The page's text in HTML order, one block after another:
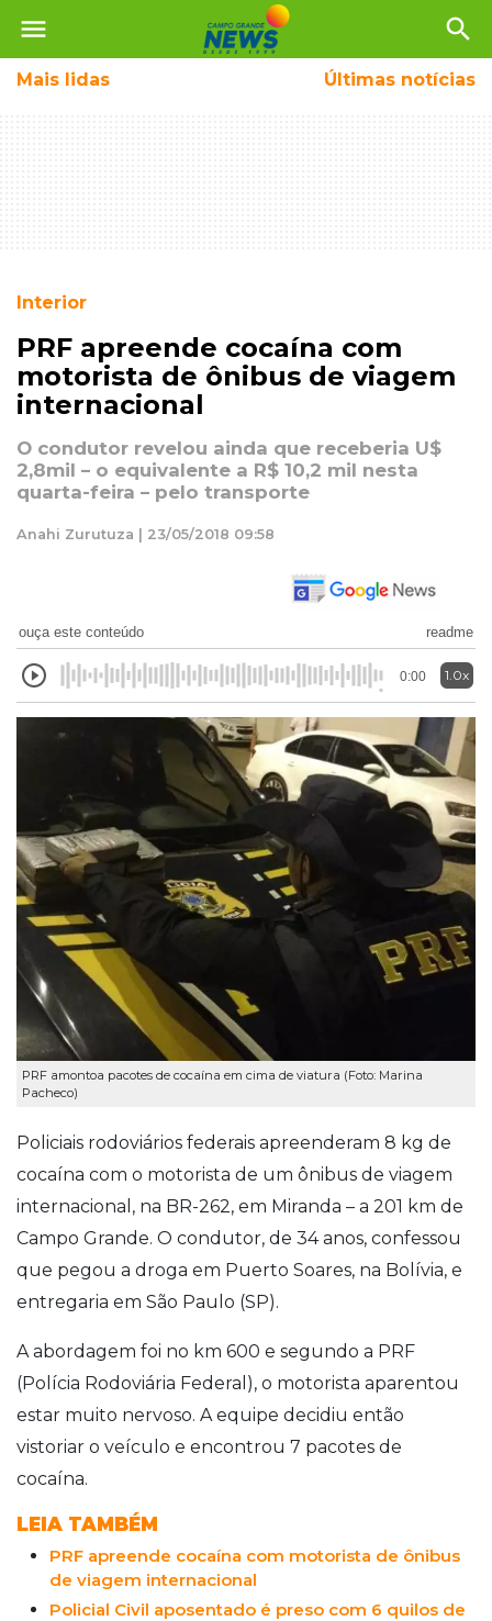
menu search
Mais lidas Últimas notícias
Interior
PRF apreende cocaína com
motorista de ônibus de viagem
internacional
O condutor revelou ainda que receberia U$
2,8mil – o equivalente a R$ 10,2 mil nesta
quarta-feira – pelo transporte
Anahi Zurutuza | 23/05/2018 09:58
ouça este conteúdo readme
0:00 1.0x
PRF amontoa pacotes de cocaína em cima de viatura (Foto: Marina
Pacheco)
Policiais rodoviários federais apreenderam 8 kg de
cocaína com o motorista de um ônibus de viagem
internacional, na BR-262, em Miranda – a 201 km de
Campo Grande. O condutor, de 34 anos, confessou
que pegou a droga em Puerto Soares, na Bolívia, e
entregaria em São Paulo (SP).
A abordagem foi no km 600 e segundo a PRF
(Polícia Rodoviária Federal), o motorista aparentou
estar muito nervoso. A equipe decidiu então
vistoriar o veículo e encontrou 7 pacotes de
cocaína.
LEIA TAMBÉM
PRF apreende cocaína com motorista de ônibus
de viagem internacional
Policial Civil aposentado é preso com 6 quilos de